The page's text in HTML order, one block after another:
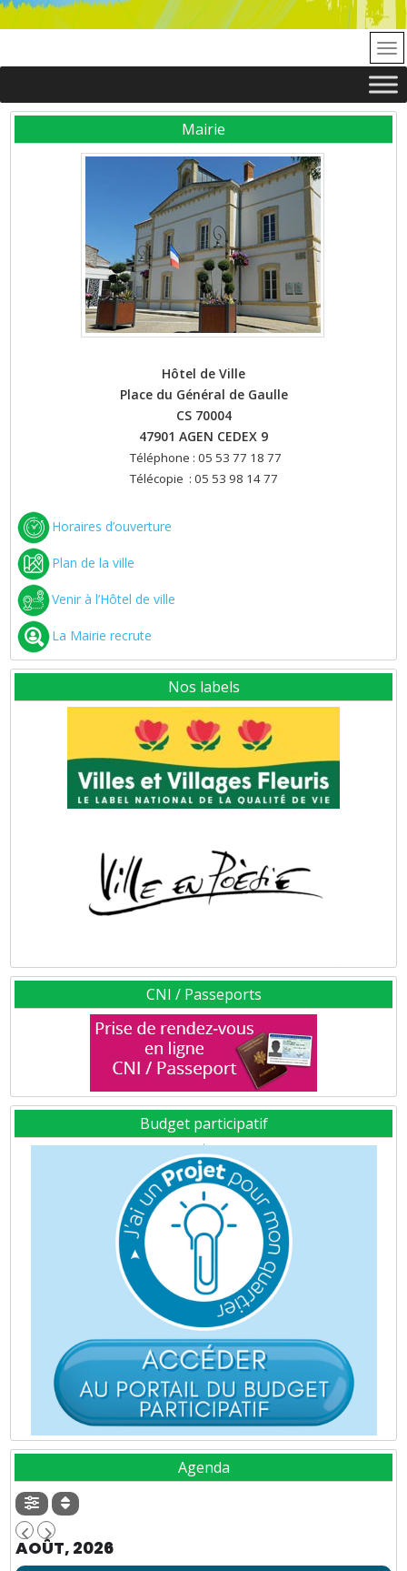
Mairie
Hôtel de Ville
Place du Général de Gaulle
CS 70004
47901 AGEN CEDEX 9
Téléphone : 05 53 77 18 77
Télécopie : 05 53 98 14 77
Horaires d’ouverture
Plan de la ville
Venir à l’Hôtel de ville
La Mairie recrute
Nos labels
CNI / Passeports
Budget participatif
Agenda
AOÛT, 2026